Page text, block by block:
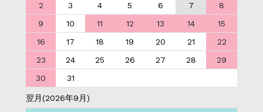
2
3 4 5 6 7
8
9
10 11 12 13 14
15
16
17 18 19 20 21
22
23
24 25 26 27 28
29
30
31
翌月(2026年9月)